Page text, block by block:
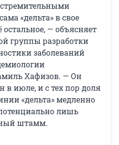
«дельта» в свое
— объясняет
группы разработки
заболеваний
Хафизов. — Он
в июле, и с тех пор доля
«дельта» медленно
лишь
штамм.